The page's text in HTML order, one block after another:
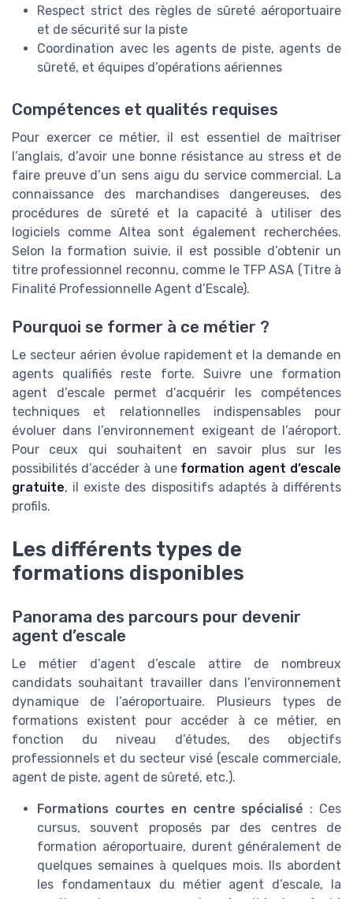
Respect strict des règles de sûreté aéroportuaire
et de sécurité sur la piste
Coordination avec les agents de piste, agents de
sûreté, et équipes d’opérations aériennes
Compétences et qualités requises
Pour exercer ce métier, il est essentiel de maîtriser
l’anglais, d’avoir une bonne résistance au stress et de
faire preuve d’un sens aigu du service commercial. La
connaissance des marchandises dangereuses, des
procédures de sûreté et la capacité à utiliser des
logiciels comme Altea sont également recherchées.
Selon la formation suivie, il est possible d’obtenir un
titre professionnel reconnu, comme le TFP ASA (Titre à
Finalité Professionnelle Agent d’Escale).
Pourquoi se former à ce métier ?
Le secteur aérien évolue rapidement et la demande en
agents qualifiés reste forte. Suivre une formation
agent d’escale permet d’acquérir les compétences
techniques et relationnelles indispensables pour
évoluer dans l’environnement exigeant de l’aéroport.
Pour ceux qui souhaitent en savoir plus sur les
possibilités d’accéder à une formation agent d’escale
gratuite, il existe des dispositifs adaptés à différents
profils.
Les différents types de
formations disponibles
Panorama des parcours pour devenir
agent d’escale
Le métier d’agent d’escale attire de nombreux
candidats souhaitant travailler dans l’environnement
dynamique de l’aéroportuaire. Plusieurs types de
formations existent pour accéder à ce métier, en
fonction du niveau d’études, des objectifs
professionnels et du secteur visé (escale commerciale,
agent de piste, agent de sûreté, etc.).
Formations courtes en centre spécialisé : Ces
cursus, souvent proposés par des centres de
formation aéroportuaire, durent généralement de
quelques semaines à quelques mois. Ils abordent
les fondamentaux du métier agent d’escale, la